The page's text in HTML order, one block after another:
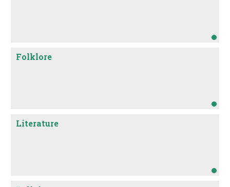
Folklore
Literature